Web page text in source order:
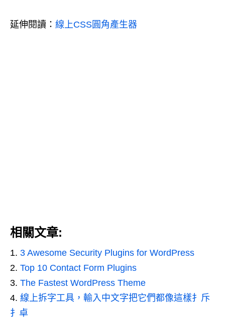
延伸閱讀： 線上CSS圓角產生器
相關文章:
3 Awesome Security Plugins for WordPress
Top 10 Contact Form Plugins
The Fastest WordPress Theme
線上拆字工具，輸入中文字把它們都像這樣扌斥
扌卓